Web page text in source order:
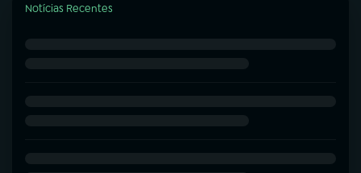
Notícias Recentes